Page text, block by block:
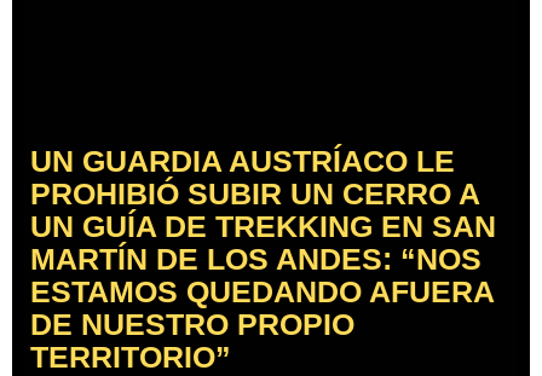
UN GUARDIA AUSTRÍACO LE
PROHIBIÓ SUBIR UN CERRO A
UN GUÍA DE TREKKING EN SAN
MARTÍN DE LOS ANDES: “NOS
ESTAMOS QUEDANDO AFUERA
DE NUESTRO PROPIO
TERRITORIO”